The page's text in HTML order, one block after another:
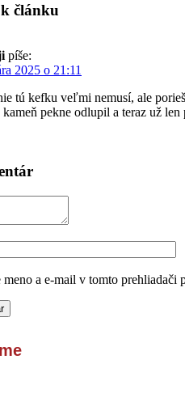
článku
píše:
2025 o 21:11
tú kefku veľmi nemusí, ale
kameň pekne odlupil a teraz už
a e-mail v tomto prehliadači